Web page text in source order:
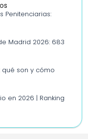
Penitenciarias:
Madrid 2026: 683
qué son y cómo
en 2026 | Ranking